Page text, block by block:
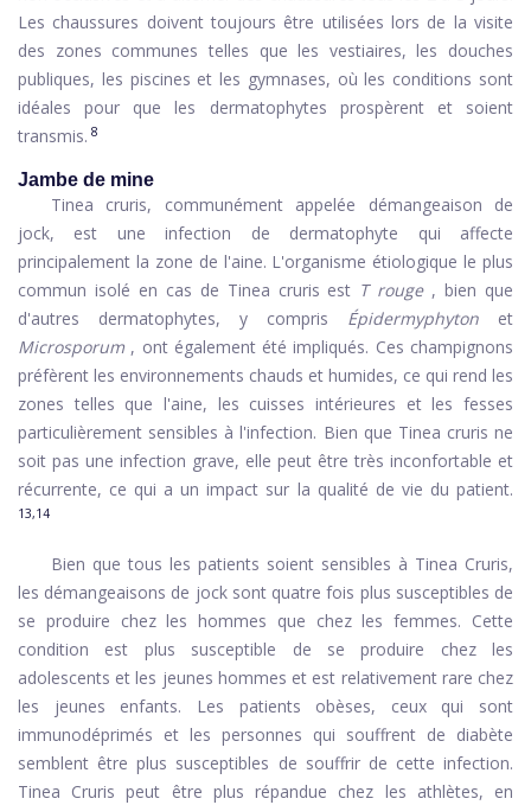
Les chaussures doivent toujours être utilisées lors de la visite
des zones communes telles que les vestiaires, les douches
publiques, les piscines et les gymnases, où les conditions sont
idéales pour que les dermatophytes prospèrent et soient
transmis. 8
Jambe de mine
Tinea cruris, communément appelée démangeaison de
jock, est une infection de dermatophyte qui affecte
principalement la zone de l'aine. L'organisme étiologique le plus
commun isolé en cas de Tinea cruris est T rouge, bien que
d'autres dermatophytes, y compris Épidermyphyton et
Microsporum , ont également été impliqués. Ces champignons
préfèrent les environnements chauds et humides, ce qui rend les
zones telles que l'aine, les cuisses intérieures et les fesses
particulièrement sensibles à l'infection. Bien que Tinea cruris ne
soit pas une infection grave, elle peut être très inconfortable et
récurrente, ce qui a un impact sur la qualité de vie du patient.
13,14
Bien que tous les patients soient sensibles à Tinea Cruris,
les démangeaisons de jock sont quatre fois plus susceptibles de
se produire chez les hommes que chez les femmes. Cette
condition est plus susceptible de se produire chez les
adolescents et les jeunes hommes et est relativement rare chez
les jeunes enfants. Les patients obèses, ceux qui sont
immunodéprimés et les personnes qui souffrent de diabète
semblent être plus susceptibles de souffrir de cette infection.
Tinea Cruris peut être plus répandue chez les athlètes, en